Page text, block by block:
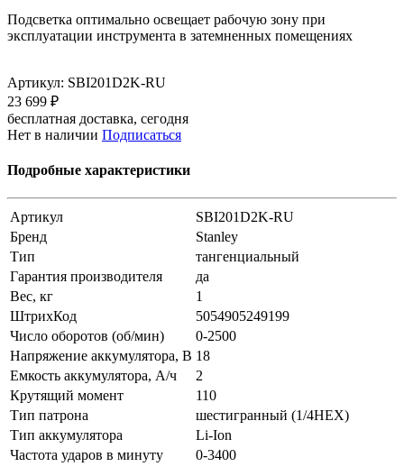
Подсветка оптимально освещает рабочую зону при
эксплуатации инструмента в затемненных помещениях
Артикул: SBI201D2K-RU
23 699 ₽
бесплатная доставка, сегодня
Нет в наличии Подписаться
Подробные характеристики
Артикул
SBI201D2K-RU
Бренд
Stanley
Тип
тангенциальный
Гарантия производителя
да
Вес, кг
1
ШтрихКод
5054905249199
Число оборотов (об/мин)
0-2500
Напряжение аккумулятора, В 18
Емкость аккумулятора, А/ч
2
Крутящий момент
110
Тип патрона
шестигранный (1/4HEX)
Тип аккумулятора
Li-Ion
Частота ударов в минуту
0-3400